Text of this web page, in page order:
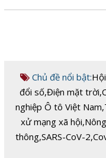
Chủ đề nổi bật:
đổi số,Điện mặt trời,
nghiệp Ô tô Việt Nam,
xử mạng xã hội,
thông,SARS-CoV-2,